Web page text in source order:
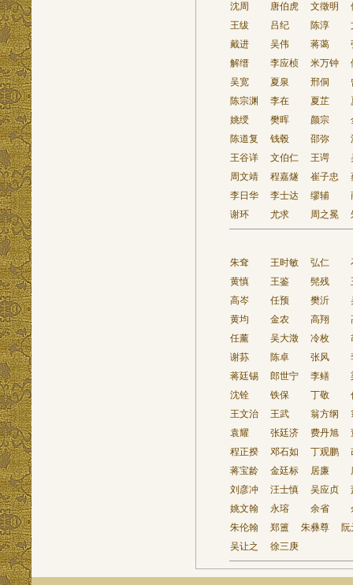
沈周 唐伯虎 文徵明
王绂
吕纪 陈淳
戴进
吴伟 蒋蔼
解缙
李应桢 米万钟
吴宽
夏泉 邢侗
陈宗渊
李在 夏芷
姚绶
樊晖 颜宗
陈道复
钱毂 邵弥
王谷详
文伯仁 王谔
周文靖
程嘉燧 崔子忠
李日华
李士达 缪辅
谢环
尤求 周之冕
朱耷 王时敏 弘仁
黄慎
王鉴 髡残
高岑
任预 樊沂
黄均
金农 高翔
任薰
吴大澂 冷枚
谢荪
陈卓 张风
蒋廷锡
郎世宁 李鳝
沈铨
铁保 丁敬
王文治
王武 翁方纲
袁耀
张廷济 费丹旭
程正揆
邓石如 丁观鹏
蒋宝龄
金廷标 居廉
刘彦冲
汪士慎 吴应贞
姚文翰
永瑢 余省
朱伦翰
郑簠 朱彝尊
阮
吴让之
徐三庚